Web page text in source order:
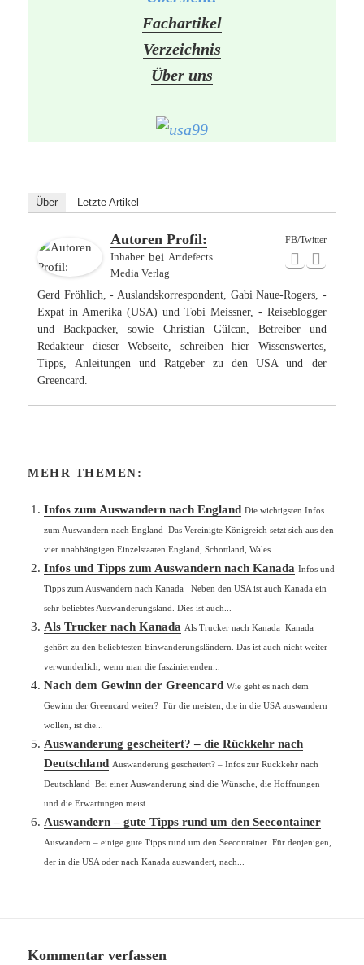
Fachartikel
Verzeichnis
Über uns
Über Letzte Artikel
FB/Twitter
Autoren Profil:
Inhaberbei Artdefects
Media Verlag
Gerd Fröhlich, - Auslandskorrespondent, Gabi Naue-Rogers, -
Expat in Amerika (USA) und Tobi Meissner, - Reiseblogger
und Backpacker, sowie Christian Gülcan, Betreiber und
Redakteur dieser Webseite, schreiben hier Wissenswertes,
Tipps, Anleitungen und Ratgeber zu den USA und der
Greencard.
MEHR THEMEN:
Infos zum Auswandern nach England Die wichtigsten Infos
zum Auswandern nach England Das Vereinigte Königreich setzt sich aus den
vier unabhängigen Einzelstaaten England, Schottland, Wales...
Infos und Tipps zum Auswandern nach Kanada Infos und
Tipps zum Auswandern nach Kanada Neben den USA ist auch Kanada ein
sehr beliebtes Auswanderungsland. Dies ist auch...
Als Trucker nach Kanada Als Trucker nach Kanada Kanada
gehört zu den beliebtesten Einwanderungsländern. Das ist auch nicht weiter
verwunderlich, wenn man die faszinierenden...
Nach dem Gewinn der Greencard Wie geht es nach dem
Gewinn der Greencard weiter? Für die meisten, die in die USA auswandern
wollen, ist die...
Auswanderung gescheitert? – die Rückkehr nach
Deutschland Auswanderung gescheitert? – Infos zur Rückkehr nach
Deutschland Bei einer Auswanderung sind die Wünsche, die Hoffnungen
und die Erwartungen meist...
Auswandern – gute Tipps rund um den Seecontainer
Auswandern – einige gute Tipps rund um den Seecontainer Für denjenigen,
der in die USA oder nach Kanada auswandert, nach...
Kommentar verfassen